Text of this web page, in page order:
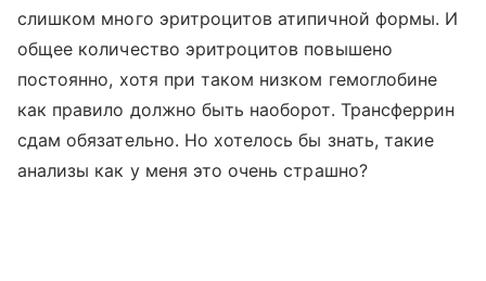
слишком много эритроцитов атипичной формы. И
общее количество эритроцитов повышено
постоянно, хотя при таком низком гемоглобине
как правило должно быть наоборот. Трансферрин
сдам обязательно. Но хотелось бы знать, такие
анализы как у меня это очень страшно?